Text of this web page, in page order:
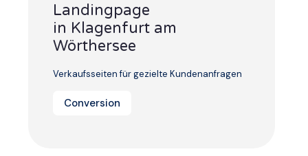
Landingpage
in Klagenfurt am
Wörthersee
Verkaufsseiten für gezielte Kundenanfragen
Conversion